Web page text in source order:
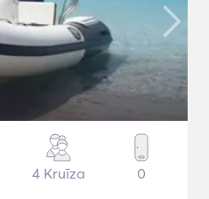
4 Kruīza 0